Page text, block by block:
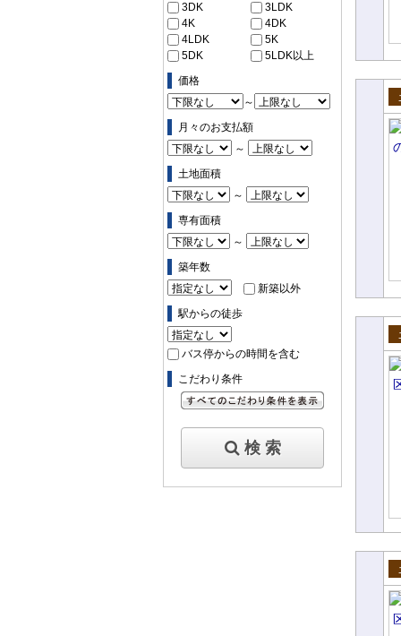
3DK
3LDK
4K
4DK
4LDK
5K
5DK
5LDK以上
価格
～
月々のお支払額
～
土地面積
～
専有面積
～
築年数
新築以外
駅からの徒歩
バス停からの時間を含む
こだわり条件
検 索